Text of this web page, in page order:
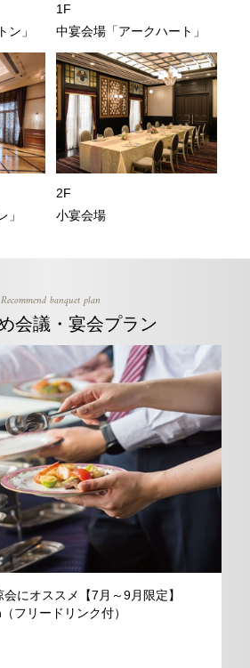
ン」
1F
中宴会場「アークハート」
」
2F
小宴会場
Recommend banquet plan
会議・宴会プラン
にオススメ【7月～9月限定】
フリードリンク付）